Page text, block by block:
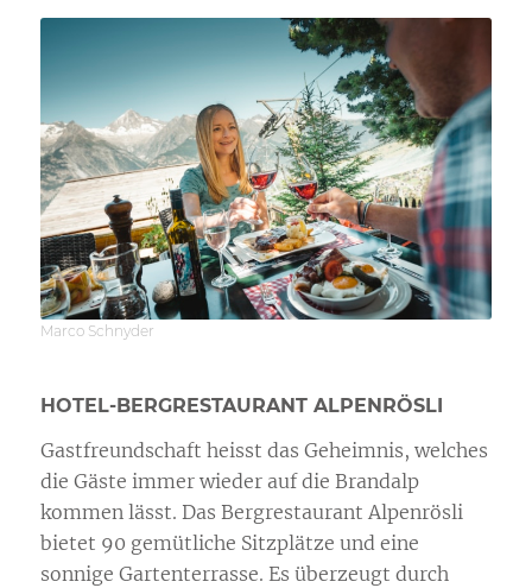
HOTEL-BERGRESTAURANT ALPENRÖSLI
Gastfreundschaft heisst das Geheimnis, welches
die Gäste immer wieder auf die Brandalp
kommen lässt. Das Bergrestaurant Alpenrösli
bietet 90 gemütliche Sitzplätze und eine
sonnige Gartenterrasse. Es überzeugt durch
Marco Schnyder